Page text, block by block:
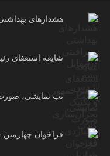
هشدارهاى
شایعه استعفای
تب نمایشی، صورت
فراخوان چهارمین